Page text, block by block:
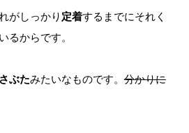
がしっかり 定着するまでにそれく
るからです。
ぶたみたいなものです。分かりに